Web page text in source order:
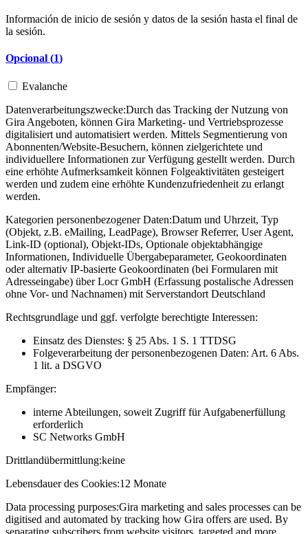
Información de inicio de sesión y datos de la sesión hasta el final de
la sesión.
Opcional (1)
Evalanche
Datenverarbeitungszwecke:Durch das Tracking der Nutzung von
Gira Angeboten, können Gira Marketing- und Vertriebsprozesse
digitalisiert und automatisiert werden. Mittels Segmentierung von
Abonnenten/Website-Besuchern, können zielgerichtete und
individuellere Informationen zur Verfügung gestellt werden. Durch
eine erhöhte Aufmerksamkeit können Folgeaktivitäten gesteigert
werden und zudem eine erhöhte Kundenzufriedenheit zu erlangt
werden.
Kategorien personenbezogener Daten:Datum und Uhrzeit, Typ
(Objekt, z.B. eMailing, LeadPage), Browser Referrer, User Agent,
Link-ID (optional), Objekt-IDs, Optionale objektabhängige
Informationen, Individuelle Übergabeparameter, Geokoordinaten
oder alternativ IP-basierte Geokoordinaten (bei Formularen mit
Adresseingabe) über Locr GmbH (Erfassung postalische Adressen
ohne Vor- und Nachnamen) mit Serverstandort Deutschland
Rechtsgrundlage und ggf. verfolgte berechtigte Interessen:
Einsatz des Dienstes: § 25 Abs. 1 S. 1 TTDSG
Folgeverarbeitung der personenbezogenen Daten: Art. 6 Abs.
1 lit. a DSGVO
Empfänger:
interne Abteilungen, soweit Zugriff für Aufgabenerfüllung
erforderlich
SC Networks GmbH
Drittlandübermittlung:keine
Lebensdauer des Cookies:12 Monate
Data processing purposes:Gira marketing and sales processes can be
digitised and automated by tracking how Gira offers are used. By